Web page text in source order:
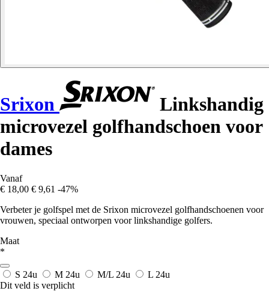
Srixon
Linkshandig
microvezel golfhandschoen voor
dames
Vanaf
€ 18,00 € 9,61 -47%
Verbeter je golfspel met de Srixon microvezel golfhandschoenen voor
vrouwen, speciaal ontworpen voor linkshandige golfers.
Maat
*
S 24u M 24u M/L 24u L 24u
Dit veld is verplicht